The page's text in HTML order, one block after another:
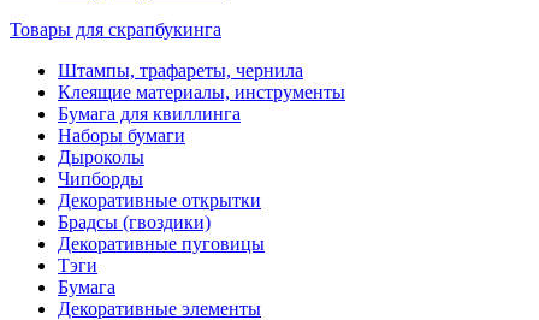
Товары для скрапбукинга
Штампы, трафареты, чернила
Клеящие материалы, инструменты
Бумага для квиллинга
Наборы бумаги
Дыроколы
Чипборды
Декоративные открытки
Брадсы (гвоздики)
Декоративные пуговицы
Тэги
Бумага
Декоративные элементы